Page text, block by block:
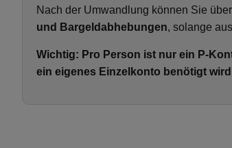
Nach der Umwandlung können Sie
und Bargeldabhebungen, solange
Wichtig: Pro Person ist nur ein P-
ein eigenes Einzelkonto benötigt